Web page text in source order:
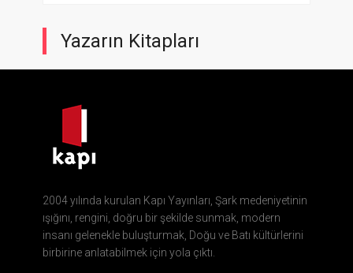
Yazarın Kitapları
2004 yılında kurulan Kapı Yayınları, Şark medeniyetinin
ışığını, rengini, doğru bir şekilde sunmak, modern
insanı gelenekle buluşturmak, Doğu ve Batı kültürlerini
birbirine anlatabilmek için yola çıktı.